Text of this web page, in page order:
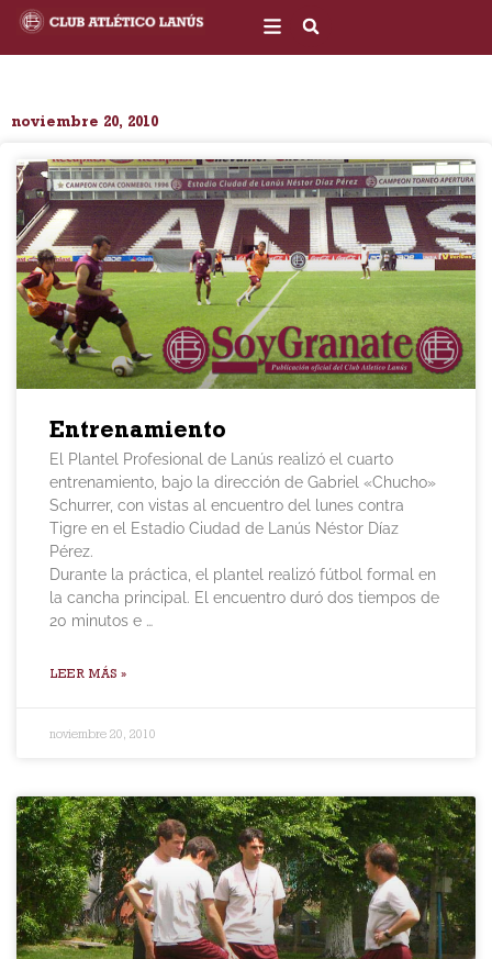
contenido
noviembre 20, 2010
Entrenamiento
El Plantel Profesional de Lanús realizó el cuarto
entrenamiento, bajo la dirección de Gabriel «Chucho»
Schurrer, con vistas al encuentro del lunes contra
Tigre en el Estadio Ciudad de Lanús Néstor Díaz
Pérez.
Durante la práctica, el plantel realizó fútbol formal en
la cancha principal. El encuentro duró dos tiempos de
20 minutos e …
LEER MÁS »
noviembre 20, 2010